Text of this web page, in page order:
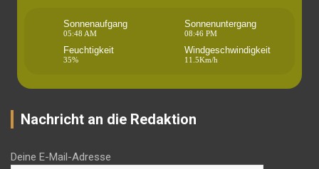
Sonnenaufgang
05:48 AM
Sonnenuntergang
08:46 PM
Feuchtigkeit
35%
Windgeschwindigkeit
11.5Km/h
Nachricht an die Redaktion
Deine E-Mail-Adresse